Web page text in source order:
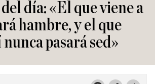
día: «El que viene a
hambre, y el que
pasará sed»